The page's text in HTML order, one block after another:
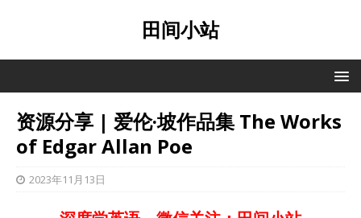
田间小站
资源分享 | 爱伦·坡作品集 The Works
of Edgar Allan Poe
2023年11月13日